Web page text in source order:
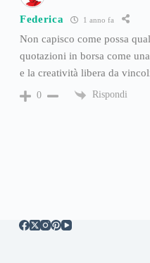
Federica 1 anno fa
Non capisco come possa
quotazioni in borsa come
e la creatività libera da
0 Rispondi